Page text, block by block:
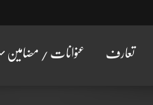
تعارف عنوانات / مضامین